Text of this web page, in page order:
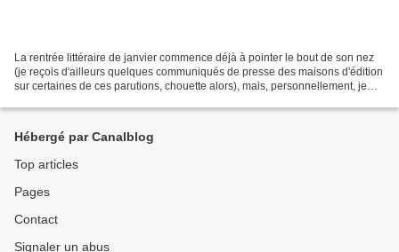
La rentrée littéraire de janvier commence déjà à pointer le bout de son nez
(je reçois d'ailleurs quelques communiqués de presse des maisons d'édition
sur certaines de ces parutions, chouette alors), mais, personnellement, je
Hébergé par Canalblog
Top articles
Pages
Contact
Signaler un abus